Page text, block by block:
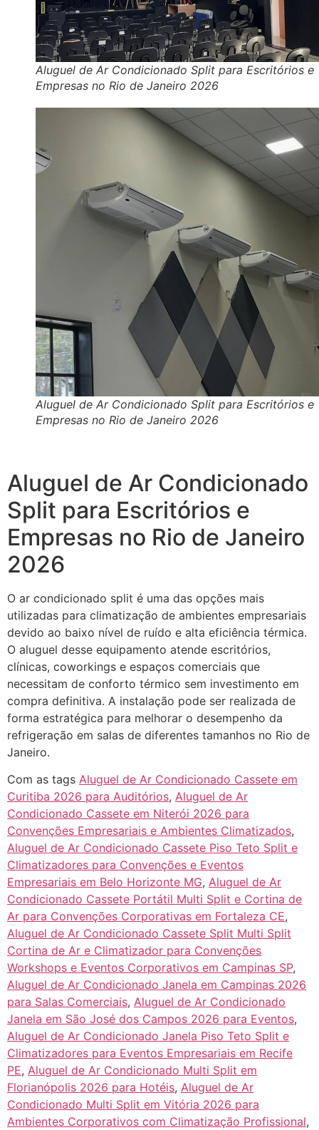
Aluguel de Ar Condicionado Split para Escritórios e
Empresas no Rio de Janeiro 2026
Aluguel de Ar Condicionado Split para Escritórios e
Empresas no Rio de Janeiro 2026
Aluguel de Ar Condicionado
Split para Escritórios e
Empresas no Rio de Janeiro
2026
O ar condicionado split é uma das opções mais
utilizadas para climatização de ambientes empresariais
devido ao baixo nível de ruído e alta eficiência térmica.
O aluguel desse equipamento atende escritórios,
clínicas, coworkings e espaços comerciais que
necessitam de conforto térmico sem investimento em
compra definitiva. A instalação pode ser realizada de
forma estratégica para melhorar o desempenho da
refrigeração em salas de diferentes tamanhos no Rio de
Janeiro.
Com as tags Aluguel de Ar Condicionado Cassete em
Curitiba 2026 para Auditórios, Aluguel de Ar
Condicionado Cassete em Niterói 2026 para
Convenções Empresariais e Ambientes Climatizados,
Aluguel de Ar Condicionado Cassete Piso Teto Split e
Climatizadores para Convenções e Eventos
Empresariais em Belo Horizonte MG, Aluguel de Ar
Condicionado Cassete Portátil Multi Split e Cortina de
Ar para Convenções Corporativas em Fortaleza CE,
Aluguel de Ar Condicionado Cassete Split Multi Split
Cortina de Ar e Climatizador para Convenções
Workshops e Eventos Corporativos em Campinas SP,
Aluguel de Ar Condicionado Janela em Campinas 2026
para Salas Comerciais, Aluguel de Ar Condicionado
Janela em São José dos Campos 2026 para Eventos,
Aluguel de Ar Condicionado Janela Piso Teto Split e
Climatizadores para Eventos Empresariais em Recife
PE, Aluguel de Ar Condicionado Multi Split em
Florianópolis 2026 para Hotéis, Aluguel de Ar
Condicionado Multi Split em Vitória 2026 para
Ambientes Corporativos com Climatização Profissional,